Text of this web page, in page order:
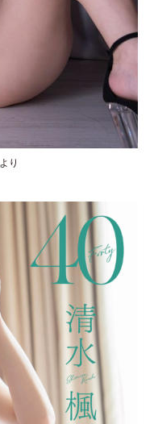
り